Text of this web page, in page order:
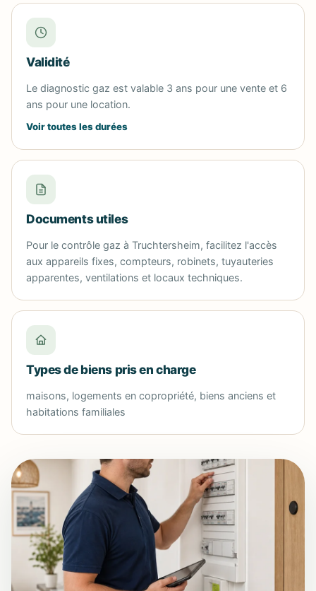
Validité
Le diagnostic gaz est valable 3 ans pour une vente et 6
ans pour une location.
Voir toutes les durées
Documents utiles
Pour le contrôle gaz à Truchtersheim, facilitez l'accès
aux appareils fixes, compteurs, robinets, tuyauteries
apparentes, ventilations et locaux techniques.
Types de biens pris en charge
maisons, logements en copropriété, biens anciens et
habitations familiales